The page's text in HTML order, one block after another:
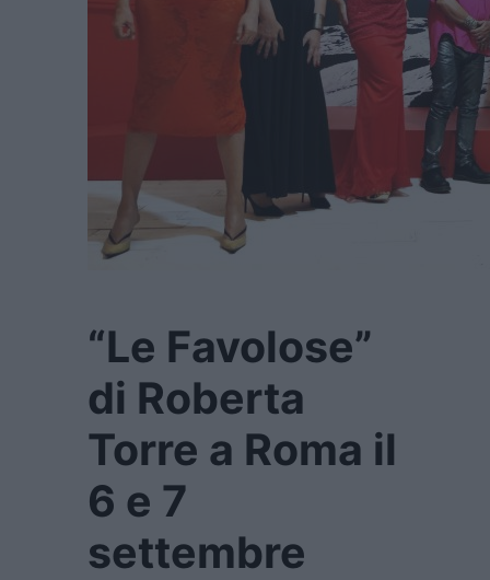
“Le Favolose”
di Roberta
Torre a Roma il
6 e 7
settembre